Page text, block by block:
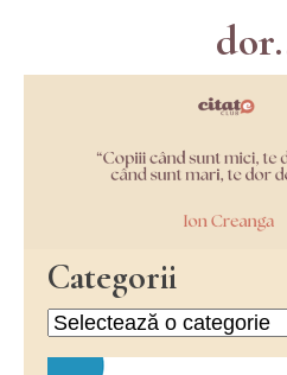
Categorii
Categorii